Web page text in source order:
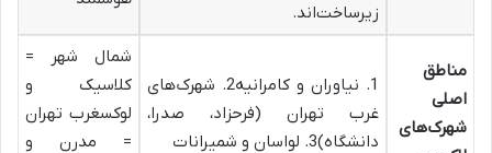
زیرساخت‌اند.
مناطق
اصلی
شهرک‌های
1. نیاوران و کامرانیه2. شهرک‌های
غرب تهران (فرحزاد، صدرا،
دانشگاه)3. لواسان و شمیرانات
شمال شهر =
کلاسیک و
لوکسغرب تهران
= مدرن و